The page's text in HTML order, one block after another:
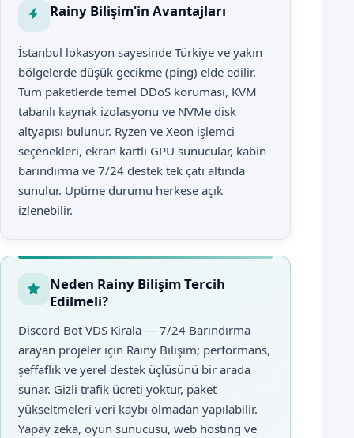
Rainy Bilişim'in Avantajları
İstanbul lokasyon sayesinde Türkiye ve yakın
bölgelerde düşük gecikme (ping) elde edilir.
Tüm paketlerde temel DDoS koruması, KVM
tabanlı kaynak izolasyonu ve NVMe disk
altyapısı bulunur. Ryzen ve Xeon işlemci
seçenekleri, ekran kartlı GPU sunucular, kabin
barındırma ve 7/24 destek tek çatı altında
sunulur. Uptime durumu herkese açık
izlenebilir.
Neden Rainy Bilişim Tercih
Edilmeli?
Discord Bot VDS Kirala — 7/24 Barındırma
arayan projeler için Rainy Bilişim; performans,
şeffaflık ve yerel destek üçlüsünü bir arada
sunar. Gizli trafik ücreti yoktur, paket
yükseltmeleri veri kaybı olmadan yapılabilir.
Yapay zeka, oyun sunucusu, web hosting ve